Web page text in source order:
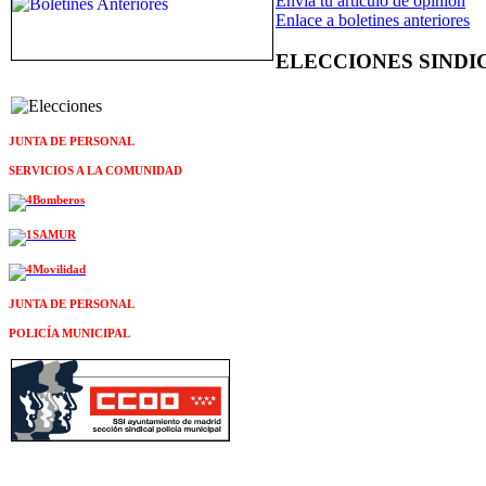
Enlace a boletines anteriores
ELECCIONES
JUNTA DE PERSONAL
SERVICIOS A LA COMUNIDAD
JUNTA DE PERSONAL
POLICÍA MUNICIPAL